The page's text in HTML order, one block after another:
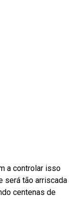
a controlar isso
será tão arriscada
centenas de